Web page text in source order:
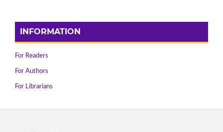
INFORMATION
For Readers
For Authors
For Librarians